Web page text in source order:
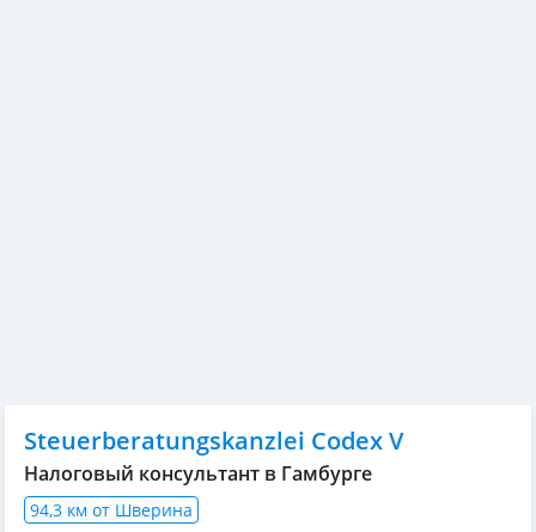
Steuerberatungskanzlei Codex V
Налоговый консультант в Гамбурге
94,3 км от Шверина